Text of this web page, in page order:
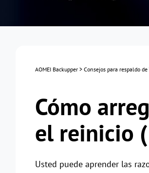
AOMEI Backupper > Consejos para respaldo
Cómo
el reinicio
Usted puede aprender las